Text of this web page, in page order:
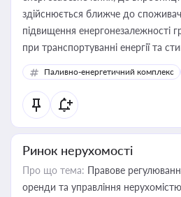
здійснюється ближче до
підвищення енергонезалежності
при транспортуванні енергії та
відновлюваних джерел
Паливно-енергетичний комплекс
Ринок нерухомості
Про що тема: Правове
оренди та управління